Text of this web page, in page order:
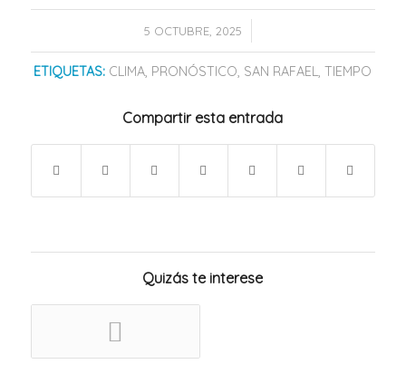
5 OCTUBRE, 2025
/
ETIQUETAS: CLIMA, PRONÓSTICO, SAN RAFAEL,TIEMPO
Compartir esta entrada
Quizás te interese